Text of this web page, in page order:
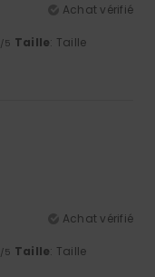
Achat vérifié
/5 Taille: Taille
Achat vérifié
/5 Taille: Taille